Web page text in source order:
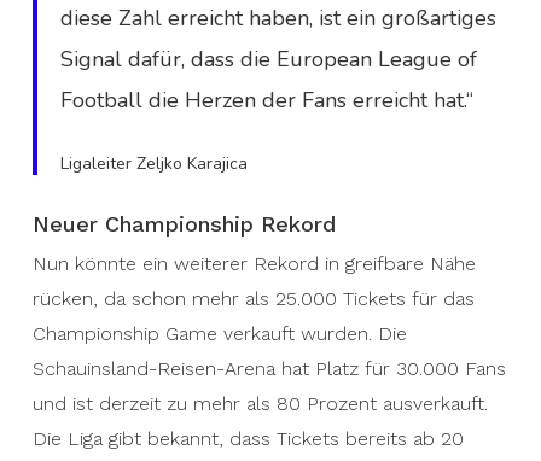
diese Zahl erreicht haben, ist ein großartiges
Signal dafür, dass die European League of
Football die Herzen der Fans erreicht hat.“
Ligaleiter Zeljko Karajica
Neuer Championship Rekord
Nun könnte ein weiterer Rekord in greifbare Nähe
rücken, da schon mehr als 25.000 Tickets für das
Championship Game verkauft wurden. Die
Schauinsland-Reisen-Arena hat Platz für 30.000 Fans
und ist derzeit zu mehr als 80 Prozent ausverkauft.
Die Liga gibt bekannt, dass Tickets bereits ab 20